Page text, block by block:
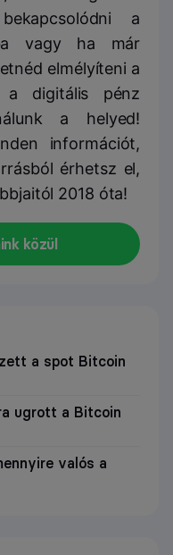
a
vagy ha már
elmélyíteni a
a digitális pénz
a helyed!
információt,
érhetsz el,
2018 óta!
közül
a spot Bitcoin
ugrott a Bitcoin
valós a